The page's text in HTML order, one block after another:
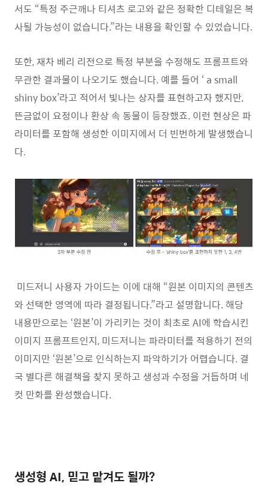
서도 “특정 주근깨나 티셔츠 로고와 같은 정확한 디테일은 복
사될 가능성이 없습니다.”라는 내용을 확인할 수 있었습니다.
또한, 재차 베리 리전으로 특정 부분을 수정해도 프롬프트와
무관한 결과물이 나오기도 했습니다. 예를 들어 ‘ a small
shiny box’라고 적어서 빛나는 상자를 표현하고자 했지만,
뜬금없이 요정이나 환상 속 동물이 등장했죠. 이런 현상은 파
라미터를 포함해 생성한 이미지에서 더 빈번하게 발생했습니
다.
미드저니 사용자 가이드는 이에 대해 “원본 이미지의 콘텐츠
와 선택한 영역에 따라 결정됩니다.”라고 설명합니다. 해당
내용만으로는 ‘원본’이 가리키는 것이 최초로 AI에 학습시킨
이미지 프롬프트인지, 미드저니는 파라미터를 적용하기 전의
이미지만 ‘원본’으로 인식하는지 파악하기가 어렵습니다. 결
국 별다른 해결책을 찾지 못하고 생성과 수정을 거듭하며 네
컷 만화를 완성했습니다.
생성형 AI, 믿고 맡겨도 될까?